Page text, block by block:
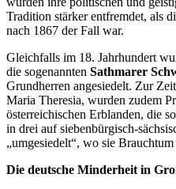
Tradition stärker entfremdet, als
nach 1867 der Fall war.
Gleichfalls im 18. Jahrhundert
die sogenannten Sathmarer
Grundherren angesiedelt. Zur
Maria Theresia, wurden zudem
österreichischen Erblanden, die
in drei auf siebenbürgisch-
„umgesiedelt“, wo sie
Die deutsche Minderheit in